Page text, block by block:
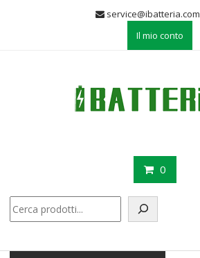
service@ibatteria.com
Il mio conto
0